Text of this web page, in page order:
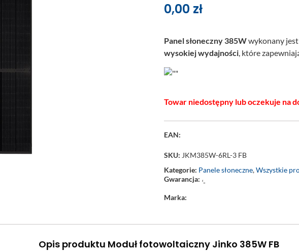
0,00 zł
Panel słoneczny 385Wwykonany jest
wysokiej wydajności, które
Towar niedostępny lub oczekuje na
EAN:
SKU: JKM385W-6RL-3 FB
Kategorie: Panele słoneczne,Wszystkie
Gwarancja: ‘-
Marka:
Opis produktu Moduł fotowoltaiczny Jinko 385W FB